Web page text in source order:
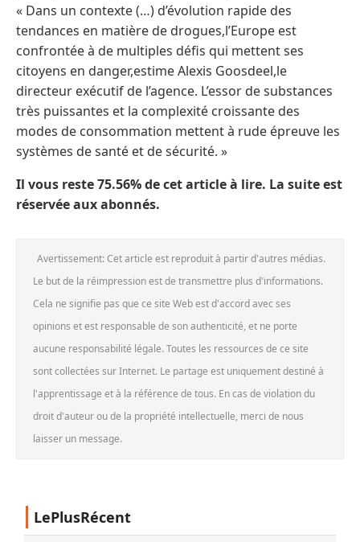
« Dans un contexte (…) d’évolution rapide des
tendances en matière de drogues,l’Europe est
confrontée à de multiples défis qui mettent ses
citoyens en danger,estime Alexis Goosdeel,le
directeur exécutif de l’agence. L’essor de substances
très puissantes et la complexité croissante des
modes de consommation mettent à rude épreuve les
systèmes de santé et de sécurité. »
Il vous reste 75.56% de cet article à lire. La suite est
réservée aux abonnés.
Avertissement: Cet article est reproduit à partir d'autres médias.
Le but de la réimpression est de transmettre plus d'informations.
Cela ne signifie pas que ce site Web est d'accord avec ses
opinions et est responsable de son authenticité, et ne porte
aucune responsabilité légale. Toutes les ressources de ce site
sont collectées sur Internet. Le partage est uniquement destiné à
l'apprentissage et à la référence de tous. En cas de violation du
droit d'auteur ou de la propriété intellectuelle, merci de nous
laisser un message.
LePlusRécent